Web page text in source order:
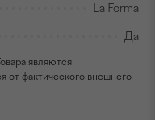
La Forma
Да
являются
от фактического внешнего